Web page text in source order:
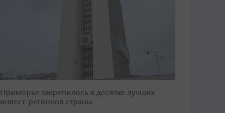
Приморье закрепилось в десятке лучших
инвест-регионов страны